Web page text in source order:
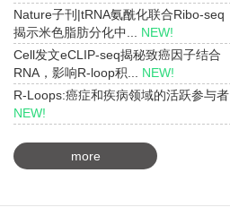
Nature子刊|tRNA氨酰化联合Ribo-seq
揭示米色脂肪分化中... NEW!
Cell发文eCLIP-seq揭秘致癌因子结合
RNA，影响R-loop积... NEW!
R-Loops:癌症和疾病领域的活跃参与者
NEW!
more